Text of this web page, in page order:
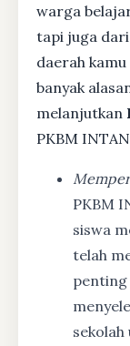
warga
tapi juga
daerah kamu
banyak
melanjutkan
PKBM
PKBM
siswa
telah
penting